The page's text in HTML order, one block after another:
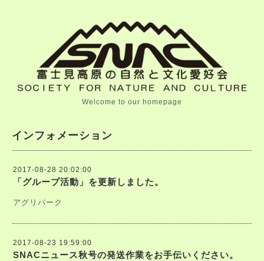
Welcome to our homepage
インフォメーション
2017-08-28 20:02:00
「グループ活動」を更新しました。
アグリパーク
2017-08-23 19:59:00
SNACニュース秋号の発送作業をお手伝いください。